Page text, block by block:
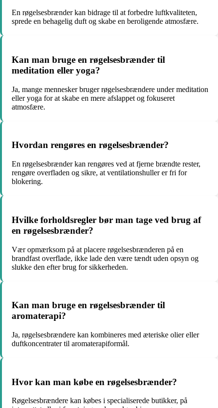
En røgelsesbrænder kan bidrage til at forbedre luftkvaliteten,
sprede en behagelig duft og skabe en beroligende atmosfære.
Kan man bruge en røgelsesbrænder til
meditation eller yoga?
Ja, mange mennesker bruger røgelsesbrændere under meditation
eller yoga for at skabe en mere afslappet og fokuseret
atmosfære.
Hvordan rengøres en røgelsesbrænder?
En røgelsesbrænder kan rengøres ved at fjerne brændte rester,
rengøre overfladen og sikre, at ventilationshuller er fri for
blokering.
Hvilke forholdsregler bør man tage ved brug af
en røgelsesbrænder?
Vær opmærksom på at placere røgelsesbrænderen på en
brandfast overflade, ikke lade den være tændt uden opsyn og
slukke den efter brug for sikkerheden.
Kan man bruge en røgelsesbrænder til
aromaterapi?
Ja, røgelsesbrændere kan kombineres med æteriske olier eller
duftkoncentrater til aromaterapiformål.
Hvor kan man købe en røgelsesbrænder?
Røgelsesbrændere kan købes i specialiserede butikker, på